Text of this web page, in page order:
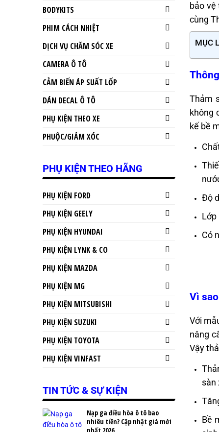
bảo vệ
cùng
MỤC
Thảm
không
kế bề
Độ
Lớp
Có
Vì
Với
nâng
Vậy
sàn
Bề
BODYKITS
PHIM CÁCH NHIỆT
DỊCH VỤ CHĂM SÓC XE
CAMERA Ô TÔ
CẢM BIẾN ÁP SUẤT LỐP
DÁN DECAL Ô TÔ
PHỤ KIỆN THEO XE
PHUỘC/GIẢM XÓC
PHỤ KIỆN THEO HÃNG
PHỤ KIỆN FORD
PHỤ KIỆN GEELY
PHỤ KIỆN HYUNDAI
PHỤ KIỆN LYNK & CO
PHỤ KIỆN MAZDA
PHỤ KIỆN MG
PHỤ KIỆN MITSUBISHI
PHỤ KIỆN SUZUKI
PHỤ KIỆN TOYOTA
PHỤ KIỆN VINFAST
TIN TỨC & SỰ KIỆN
Nạp ga điều hòa ô tô bao
nhiêu tiền? Cập nhật giá mới